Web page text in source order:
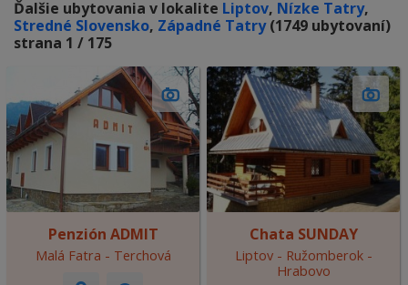
Ďalšie ubytovania v lokalite Liptov, Nízke Tatry,
Stredné Slovensko, Západné Tatry(1749 ubytovaní)
strana 1 / 175
Penzión ADMIT
Malá Fatra - Terchová
Chata SUNDAY
Liptov - Ružomberok -
Hrabovo